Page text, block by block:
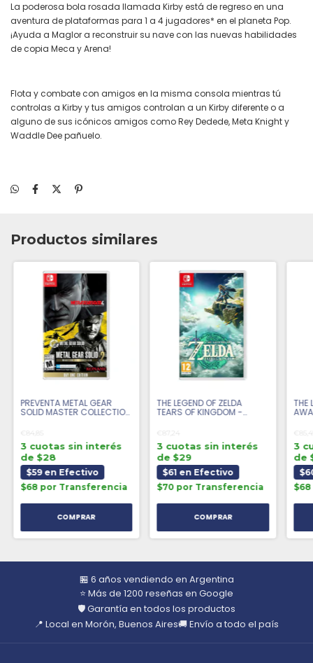
La poderosa bola rosada llamada Kirby está de regreso en una
aventura de plataformas para 1 a 4 jugadores* en el planeta Pop.
¡Ayuda a Maglor a reconstruir su nave con las nuevas habilidades
de copia Meca y Arena!
Flota y combate con amigos en la misma consola mientras tú
controlas a Kirby y tus amigos controlan a un Kirby diferente o a
alguno de sus icónicos amigos como Rey Dedede, Meta Knight y
Waddle Dee pañuelo.
Productos similares
PREVENTA METAL GEAR
SOLID MASTER COLLECTION
€84,85
3 cuotas sin interés
de $28
$59 en Efectivo
$68 por Transferencia
THE LEGEND OF ZELDA
TEARS OF KINGDOM -
€87,24
3 cuotas sin interés
de $29
$61 en Efectivo
$70 por Transferencia
THE
3
de
🏪 6 años vendiendo en Argentina
⭐ Más de 1200 reseñas en Google
🛡️ Garantía en todos los productos
📍 Local en Morón, Buenos Aires🚚 Envío a todo el país